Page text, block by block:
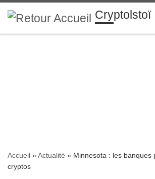
Passer au contenu Cryptolstoï
Accueil »Actualité » Minnesota : les banques
cryptos